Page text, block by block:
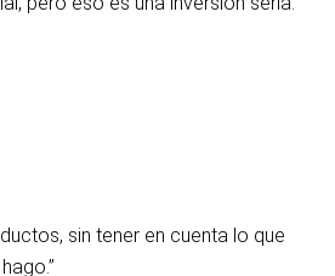
sin tener en cuenta lo que